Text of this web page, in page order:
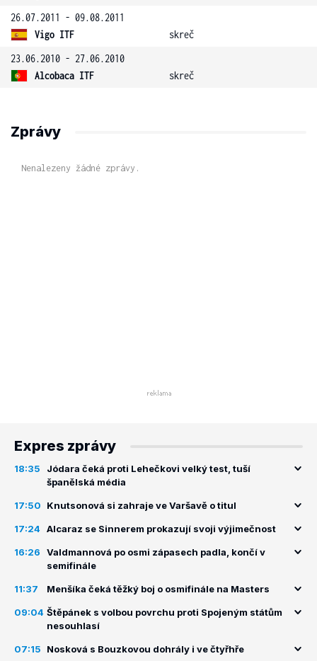
26.07.2011 - 09.08.2011
Vigo ITF
skreč
23.06.2010 - 27.06.2010
Alcobaca ITF
skreč
Zprávy
Nenalezeny žádné zprávy.
Expres zprávy
18:35
Jódara čeká proti Lehečkovi velký test, tuší
španělská média
17:50 Knutsonová si zahraje ve Varšavě o titul
17:24 Alcaraz se Sinnerem prokazují svoji výjimečnost
16:26
Valdmannová po osmi zápasech padla, končí v
semifinále
11:37 Menšíka čeká těžký boj o osmifinále na Masters
09:04 Štěpánek s volbou povrchu proti Spojeným státům
nesouhlasí
07:15 Nosková s Bouzkovou dohrály i ve čtyřhře